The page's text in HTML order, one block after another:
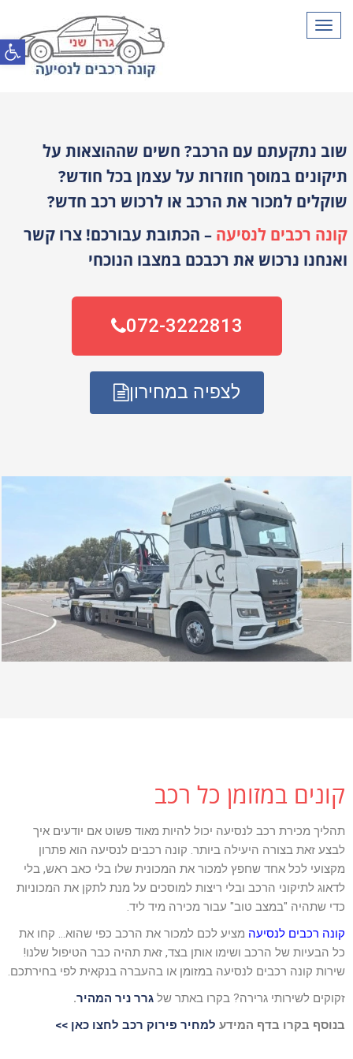
תפריט
שוב נתקעתם עם הרכב? חשים שההוצאות על
תיקונים במוסך חוזרות על עצמן בכל חודש?
שוקלים למכור את הרכב או לרכוש רכב חדש?
קונה רכבים לנסיעה – הכתובת עבורכם! צרו קשר
ואנחנו נרכוש את רכבכם במצבו הנוכחי
072-3222813
לצפיה במחירון
קונים במזומן כל רכב
תהליך מכירת רכב לנסיעה יכול להיות מאוד פשוט אם יודעים איך
לבצע זאת בצורה היעילה ביותר. קונה רכבים לנסיעה הוא פתרון
מקצועי לכל אחד שחפץ למכור את המכונית שלו בלי כאב ראש, בלי
לדאוג לתיקוני הרכב ובלי ריצות למוסכים על מנת לתקן את המכוניות
כדי שתהיה "במצב טוב" עבור מכירה מיד ליד.
קונה רכבים לנסיעה מציע לכם למכור את הרכב כפי שהוא… קחו את
כל הבעיות של הרכב ושימו אותן בצד, זאת תהיה כבר הטיפול שלנו!
שירות קונה רכבים לנסיעה במזומן או בהעברה בנקאית לפי בחירתכם.
זקוקים לשירותי גרירה? בקרו באתר של גרר ניר המהיר.
בנוסף בקרו בדף המידע למחיר פירוק רכב לחצו כאן >>
פתח